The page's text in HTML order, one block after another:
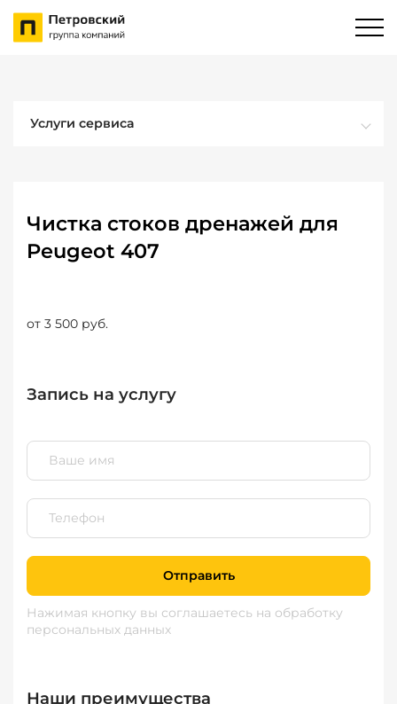
Услуги сервиса
Чистка стоков дренажей для
Peugeot 407
от 3 500 руб.
Запись на услугу
Отправить
Нажимая кнопку вы соглашаетесь на обработку
персональных данных
Наши преимущества